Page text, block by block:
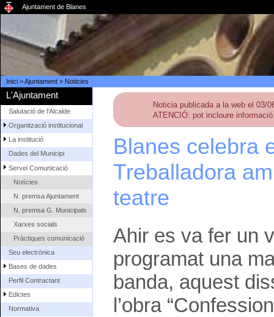
Ajuntament de Blanes
Inici>Ajuntament> Noticies
L'Ajuntament
Salutació de l'Alcalde
Organització institucional
La institució
Dades del Municipi
Servei Comunicació
Notícies
N. premsa Ajuntament
N. premsa G. Municipals
Xarxes socials
Pràctiques comunicació
Seu electrònica
Bases de dades
Perfil Contractant
Edictes
Normativa
Noticia publicada a la web el 03/
ATENCIÓ: pot incloure
Blanes celebra
Treballadora
teatre
Ahir es va fer un
programat una
banda, aquest
l’obra